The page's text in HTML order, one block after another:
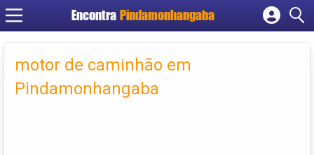
Encontra Pindamonhangaba
Cadastrar empresa
Fazer login
Criar conta
motor de caminhão em
Pindamonhangaba